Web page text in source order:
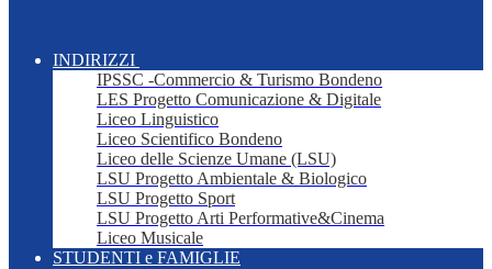
INDIRIZZI
IPSSC -Commercio & Turismo Bondeno
LES Progetto Comunicazione & Digitale
Liceo Linguistico
Liceo Scientifico Bondeno
Liceo delle Scienze Umane (LSU)
LSU Progetto Ambientale & Biologico
LSU Progetto Sport
LSU Progetto Arti Performative&Cinema
Liceo Musicale
STUDENTI e FAMIGLIE